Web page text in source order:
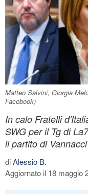
Matteo Salvini, Giorgia
Facebook)
In calo Fratelli
SWG per il Tg di
il partito di Vannacci
diAlessio B.
Aggiornato il 18 maggio